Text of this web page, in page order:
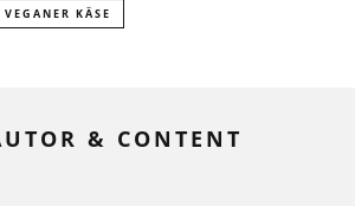
VEGANER KÄSE
& CONTENT